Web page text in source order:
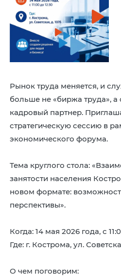
Рынок труда меняется, и
больше не «биржа труда»,
кадровый партнер.
стратегическую сессию в
экономического форума.
Тема круглого стола:
занятости населения
новом формате:
перспективы».
Когда: 14 мая 2026 года, с
Где: г. Кострома, ул.
О чем поговорим: